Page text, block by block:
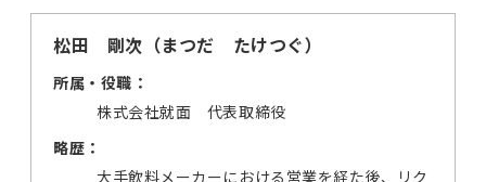
松田 剛次（まつだ たけつぐ）
所属・役職：
株式会社就面 代表取締役
略歴：
大手飲料メーカーにおける営業を経た後、リク